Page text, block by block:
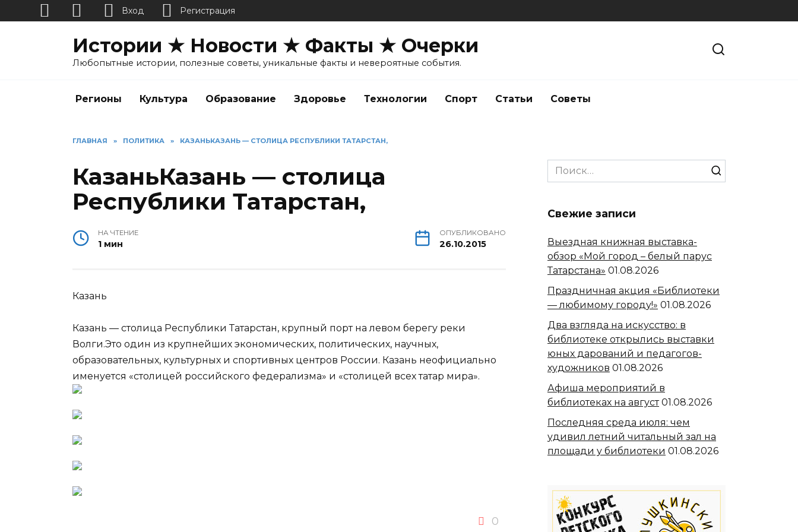
Истории ★ Новости ★ Факты ★ Очерки
Любопытные истории, полезные советы, уникальные факты и невероятные события.
Регионы Культура Образование Здоровье Технологии Спорт Статьи Советы
ГЛАВНАЯ » ПОЛИТИКА » КАЗАНЬКАЗАНЬ — СТОЛИЦА РЕСПУБЛИКИ ТАТАРСТАН,
КазаньКазань — столица
Республики Татарстан,
НА ЧТЕНИЕ
1 мин
ОПУБЛИКОВАНО
26.10.2015
Казань
Казань — столица Республики Татарстан, крупный порт на левом берегу реки
Волги.Это один из крупнейших экономических, политических, научных,
образовательных, культурных и спортивных центров России. Казань неофициально
именуется «столицей российского федерализма» и «столицей всех татар мира».
0
Search
for:
Свежие записи
Выездная книжная выставка-
обзор «Мой город – белый парус
Татарстана» 01.08.2026
Праздничная акция «Библиотеки
— любимому городу!» 01.08.2026
Два взгляда на искусство: в
библиотеке открылись выставки
юных дарований и педагогов-
художников 01.08.2026
Афиша мероприятий в
библиотеках на август 01.08.2026
Последняя среда июля: чем
удивил летний читальный зал на
площади у библиотеки 01.08.2026
Вход Регистрация